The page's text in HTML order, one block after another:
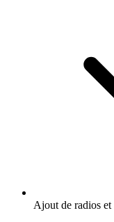
Ajout de radios et